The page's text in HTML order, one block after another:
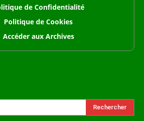
de Confidentialité
Politique de Cookies
Accéder aux Archives
Rechercher